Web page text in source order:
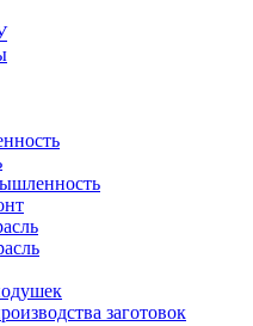
заготовок